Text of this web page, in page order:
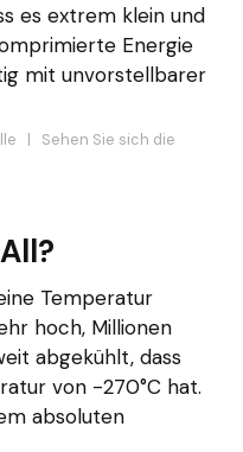
es extrem klein und
Energie
mit unvorstellbarer
| Sehen Sie sich die
Temperatur
hoch, Millionen
abgekühlt, dass
von -270°C hat.
absoluten